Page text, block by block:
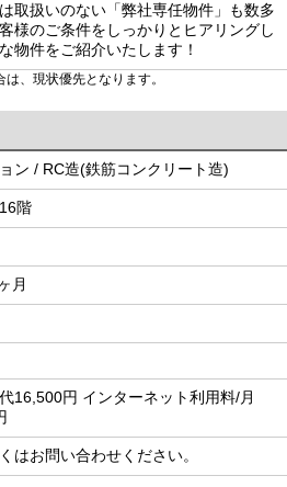
取扱いのない「弊社専任物件」も数多
様のご条件をしっかりとヒアリングし
物件をご紹介いたします！
、現状優先となります。
ン / RC造(鉄筋コンクリート造)
階
月
16,500円 インターネット利用料/月
はお問い合わせください。